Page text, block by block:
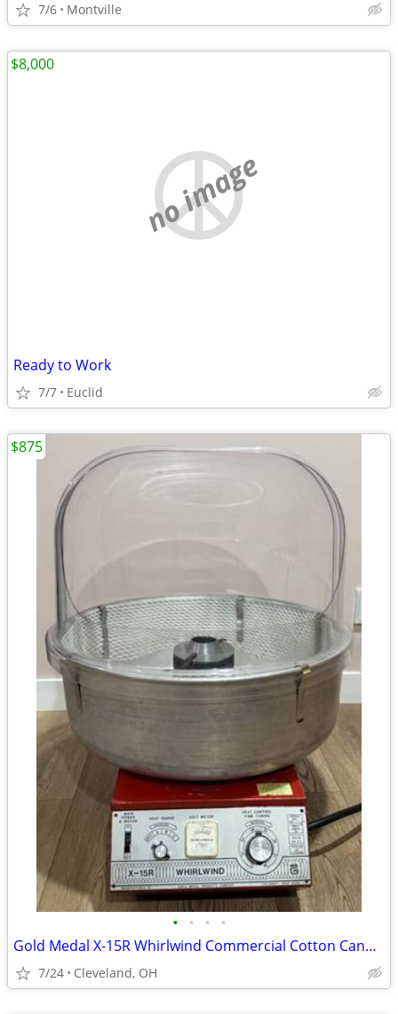
7/6 Montville
no image
Ready to Work
7/7 Euclid
$8,000
• • • •
Gold Medal X-15R Whirlwind Commercial Cotton Candy Machine w/ Dome
7/24 Cleveland, OH
$875